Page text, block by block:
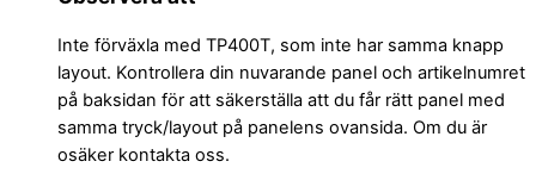
Inte förväxla med TP400T, som inte har samma knapp
layout. Kontrollera din nuvarande panel och artikelnumret
på baksidan för att säkerställa att du får rätt panel med
samma tryck/layout på panelens ovansida. Om du är
osäker kontakta oss.